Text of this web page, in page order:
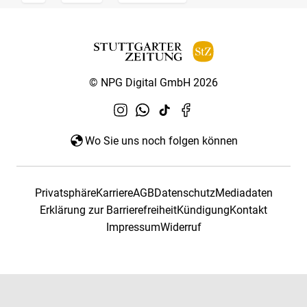
© NPG Digital GmbH 2026
Wo Sie uns noch folgen können
PrivatsphäreKarriereAGBDatenschutzMediadaten
Erklärung zur BarrierefreiheitKündigungKontakt
ImpressumWiderruf